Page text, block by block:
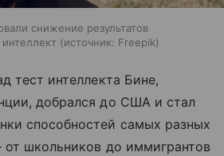
снижение результатов
источник: Freepik
тест интеллекта Бине,
добрался до США и стал
способностей самых разных
от школьников до иммигрантов